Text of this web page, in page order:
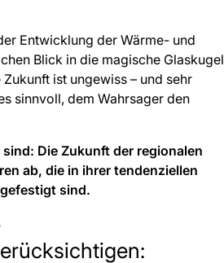
Entwicklung der Wärme- und
Blick in die magische Glaskugel
ist ungewiss – und sehr
sinnvoll, dem Wahrsager den
Die Zukunft der regionalen
ab, die in ihrer tendenziellen
sind.